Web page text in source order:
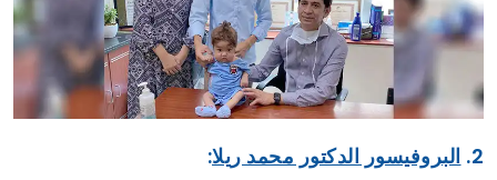
2. البروفيسور الدكتور محمد ريلا: